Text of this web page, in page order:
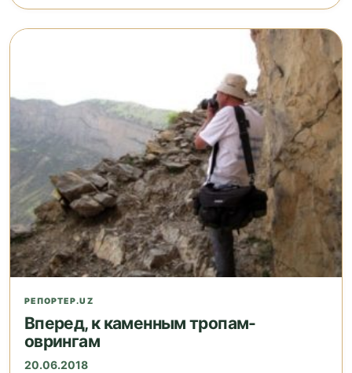
РЕПОРТЕР.UZ
Вперед, к каменным тропам-
оврингам
20.06.2018